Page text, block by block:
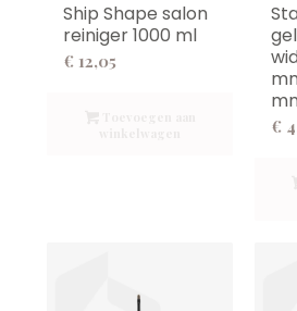
Ship Shape salon
reiniger 1000 ml
€ 12,05
€